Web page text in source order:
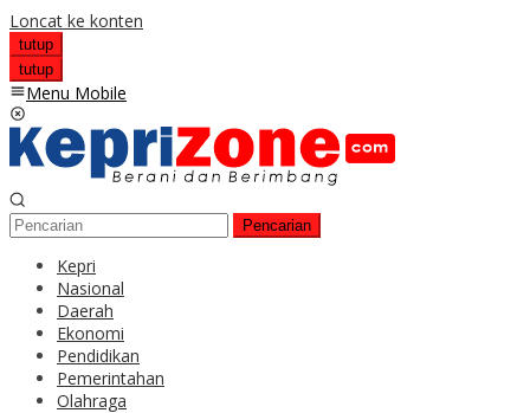
Loncat ke konten
tutup
tutup
Menu Mobile
Pencarian
Kepri
Nasional
Daerah
Ekonomi
Pendidikan
Pemerintahan
Olahraga